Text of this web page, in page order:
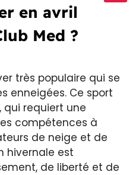
en avril
Med ?
très populaire qui se
enneigées. Ce sport
qui requiert une
compétences à
de neige et de
hivernale est
de liberté et de